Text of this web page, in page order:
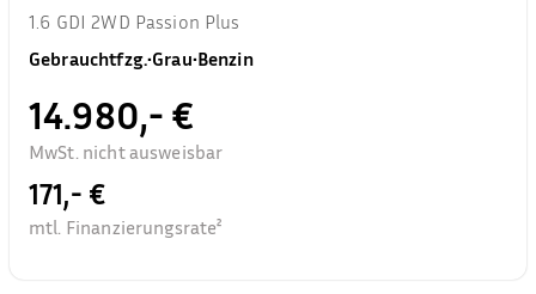
1.6 GDI 2WD Passion Plus
Gebrauchtfzg.•Grau•Benzin
14.980,- €
MwSt. nicht ausweisbar
171,- €
mtl. Finanzierungsrate²